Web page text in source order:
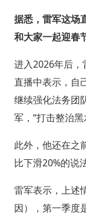
据悉，雷军这场
和大家一起迎春
进入2026年后，
直播中表示，自
继续强化法务团
军，“打击整治黑
此外，他还在之
比下滑20%的说
雷军表示，上述
因），第一季度